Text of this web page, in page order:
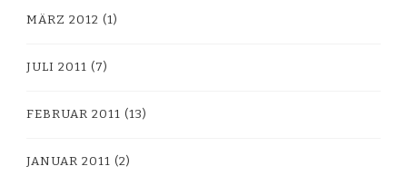
MÄRZ 2012 (1)
JULI 2011 (7)
FEBRUAR 2011 (13)
JANUAR 2011 (2)